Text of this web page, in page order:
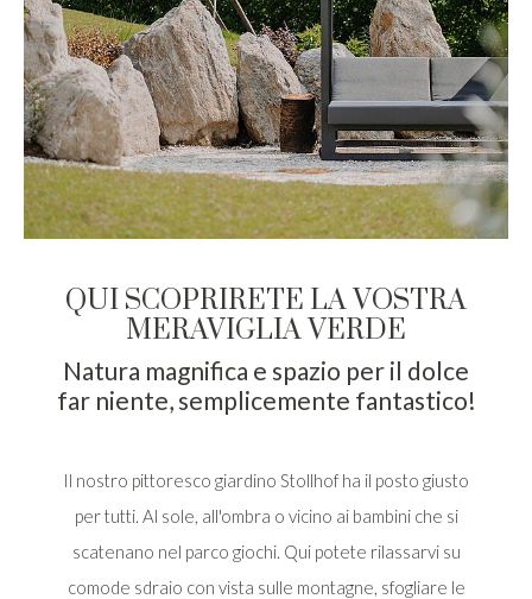
QUI SCOPRIRETE LA VOSTRA
MERAVIGLIA VERDE
Natura magnifica e spazio per il dolce
far niente, semplicemente fantastico!
Il nostro pittoresco giardino Stollhof ha il posto giusto
per tutti. Al sole, all'ombra o vicino ai bambini che si
scatenano nel parco giochi. Qui potete rilassarvi su
comode sdraio con vista sulle montagne, sfogliare le